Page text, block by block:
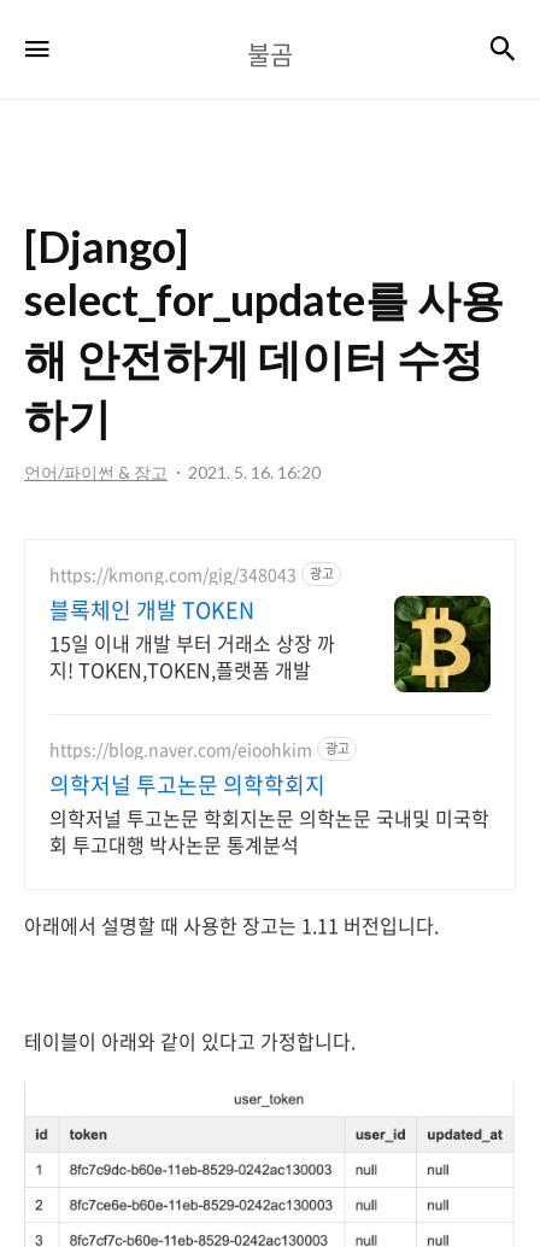
곰
불곰
[Django]
select_for_update를 사용
해 안전하게 데이터 수정
하기
언어/파이썬 & 장고 2021. 5. 16. 16:20
https://kmong.com/gig/348043 광고
블록체인 개발 TOKEN
15일 이내 개발 부터 거래소 상장 까
지! TOKEN,TOKEN,플랫폼 개발
https://blog.naver.com/eioohkim 광고
의학저널 투고논문 의학학회지
의학저널 투고논문 학회지논문 의학논문 국내및 미국학
회 투고대행 박사논문 통계분석
아래에서 설명할 때 사용한 장고는 1.11 버전입니다.
테이블이 아래와 같이 있다고 가정합니다.